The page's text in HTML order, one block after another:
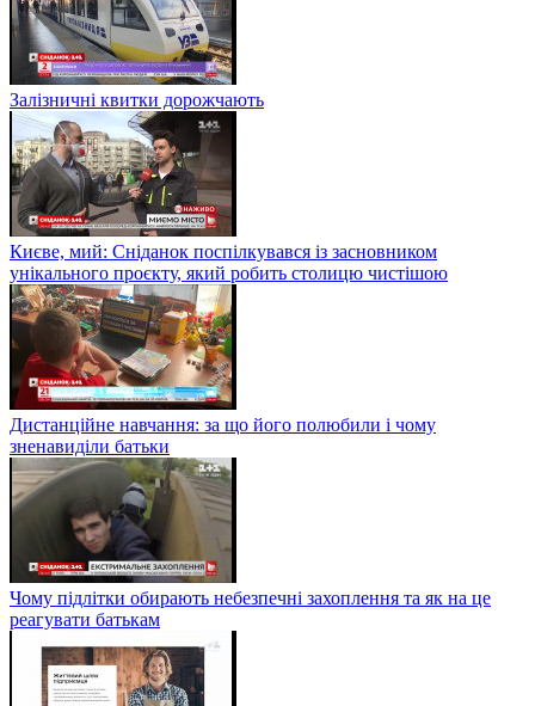
Залізничні квитки дорожчають
Києве, мий: Сніданок поспілкувався із засновником
унікального проєкту, який робить столицю чистішою
Дистанційне навчання: за що його полюбили і чому
зненавиділи батьки
Чому підлітки обирають небезпечні захоплення та як на це
реагувати батькам